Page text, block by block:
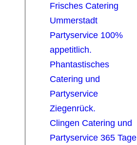
Frisches Catering
Ummerstadt
Partyservice 100%
appetitlich.
Phantastisches
Catering und
Partyservice
Ziegenrück.
Clingen Catering und
Partyservice 365 Tage